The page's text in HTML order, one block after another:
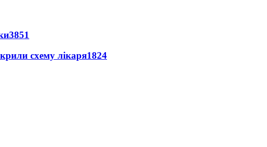
3851
схему лікаря1824